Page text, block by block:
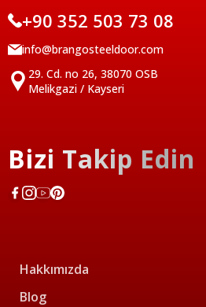
+90 352 503 73 08
info@brangosteeldoor.com
29. Cd. no 26, 38070 OSB
Melikgazi / Kayseri
Bizi Takip Edin
Hakkımızda
Blog